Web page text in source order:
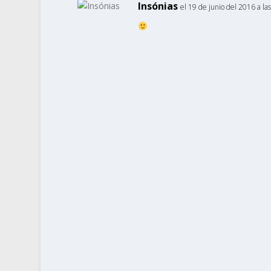
Insónias el 19 de junio del 2016 a